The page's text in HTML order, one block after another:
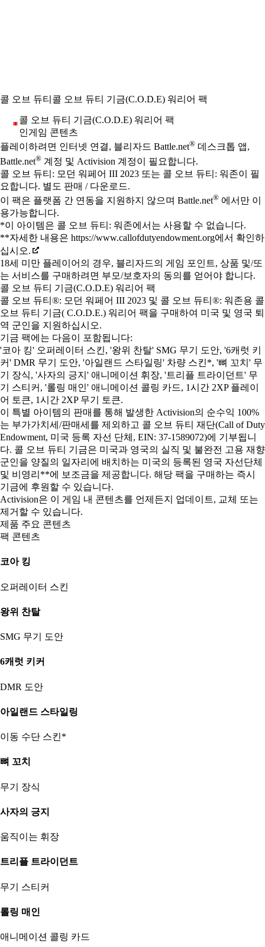
콜 오브 듀티 콜 오브 듀티 기금(C.O.D.E) 워리어 팩
콜 오브 듀티 기금(C.O.D.E) 워리어 팩
인게임 콘텐츠
가격
Available actions
플레이하려면 인터넷 연결, 블리자드 Battle.net® 데스크톱 앱,
Battle.net® 계정 및 Activision 계정이 필요합니다.
콜 오브 듀티: 모던 워페어 III 2023 또는 콜 오브 듀티: 워존이 필
요합니다. 별도 판매 / 다운로드.
이 팩은 플랫폼 간 연동을 지원하지 않으며 Battle.net® 에서만 이
용가능합니다.
*이 아이템은 콜 오브 듀티: 워존에서는 사용할 수 없습니다.
**자세한 내용은 https://www.callofdutyendowment.org에서 확인하
십시오.
18세 미만 플레이어의 경우, 블리자드의 게임 포인트, 상품 및/또
는 서비스를 구매하려면 부모/보호자의 동의를 얻어야 합니다.
콜 오브 듀티 기금(C.O.D.E) 워리어 팩
콜 오브 듀티®: 모던 워페어 III 2023 및 콜 오브 듀티®: 워존용 콜
오브 듀티 기금( C.O.D.E.) 워리어 팩을 구매하여 미국 및 영국 퇴
역 군인을 지원하십시오.
기금 팩에는 다음이 포함됩니다:
'코아 킹' 오퍼레이터 스킨, '왕위 찬탈' SMG 무기 도안, '6캐럿 키
커' DMR 무기 도안, '아일랜드 스타일링' 차량 스킨*, '뼈 꼬치' 무
기 장식, '사자의 긍지' 애니메이션 휘장, '트리플 트라이던트' 무
기 스티커, '롤링 매인' 애니메이션 콜링 카드, 1시간 2XP 플레이
어 토큰, 1시간 2XP 무기 토큰.
이 특별 아이템의 판매를 통해 발생한 Activision의 순수익 100%
는 부가가치세/판매세를 제외하고 콜 오브 듀티 재단(Call of Duty
Endowment, 미국 등록 자선 단체, EIN: 37-1589072)에 기부됩니
다. 콜 오브 듀티 기금은 미국과 영국의 실직 및 불완전 고용 재향
군인을 양질의 일자리에 배치하는 미국의 등록된 영국 자선단체
및 비영리**에 보조금을 제공합니다. 해당 팩을 구매하는 즉시
기금에 후원할 수 있습니다.
Activision은 이 게임 내 콘텐츠를 언제든지 업데이트, 교체 또는
제거할 수 있습니다.
제품 주요 콘텐츠
팩 콘텐츠
코아 킹
오퍼레이터 스킨
왕위 찬탈
SMG 무기 도안
6캐럿 키커
DMR 도안
아일랜드 스타일링
이동 수단 스킨*
뼈 꼬치
무기 장식
사자의 긍지
움직이는 휘장
트리플 트라이던트
무기 스티커
롤링 매인
애니메이션 콜링 카드